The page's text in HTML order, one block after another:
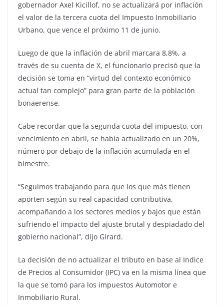
gobernador Axel Kicillof, no se actualizará por inflación
el valor de la tercera cuota del Impuesto Inmobiliario
Urbano, que vence el próximo 11 de junio.
Luego de que la inflación de abril marcara 8,8%, a
través de su cuenta de X, el funcionario precisó que la
decisión se toma en “virtud del contexto económico
actual tan complejo” para gran parte de la población
bonaerense.
Cabe recordar que la segunda cuota del impuesto, con
vencimiento en abril, se había actualizado en un 20%,
número por debajo de la inflación acumulada en el
bimestre.
“Seguimos trabajando para que los que más tienen
aporten según su real capacidad contributiva,
acompañando a los sectores medios y bajos que están
sufriendo el impacto del ajuste brutal y despiadado del
gobierno nacional”, dijo Girard.
La decisión de no actualizar el tributo en base al Indice
de Precios al Consumidor (IPC) va en la misma línea que
la que se tomó para los impuestos Automotor e
Inmobiliario Rural.